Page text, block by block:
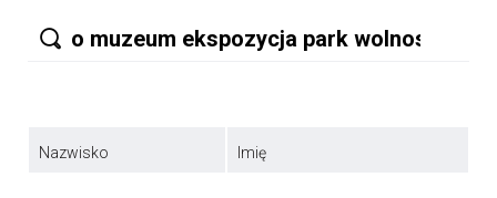
Nazwisko Imię